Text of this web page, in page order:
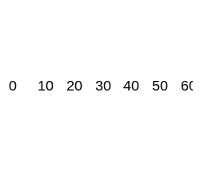
0 10 20 30 40 50 60